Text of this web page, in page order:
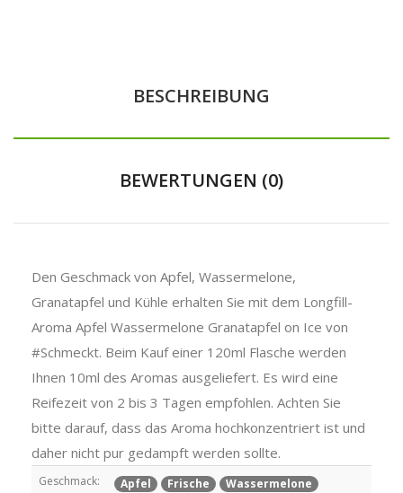
BESCHREIBUNG
BEWERTUNGEN (0)
Den Geschmack von Apfel, Wassermelone,
Granatapfel und Kühle erhalten Sie mit dem Longfill-
Aroma Apfel Wassermelone Granatapfel on Ice von
#Schmeckt. Beim Kauf einer 120ml Flasche werden
Ihnen 10ml des Aromas ausgeliefert. Es wird eine
Reifezeit von 2 bis 3 Tagen empfohlen. Achten Sie
bitte darauf, dass das Aroma hochkonzentriert ist und
daher nicht pur gedampft werden sollte.
Geschmack: Apfel Frische
Wassermelone